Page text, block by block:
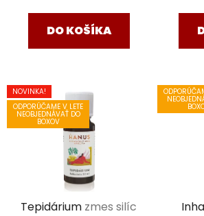
DO KOŠÍKA
NOVINKA!
ODPORÚČAME V LETE
NEOBJEDNÁVAŤ DO
BOXOV
Tepidárium zmes silíc